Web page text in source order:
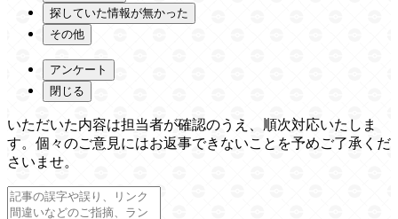
探していた情報が無かった
その他
アンケート
閉じる
いただいた内容は担当者が確認のうえ、順次対応いたしま
す。個々のご意見にはお返事できないことを予めご了承くだ
さいませ。